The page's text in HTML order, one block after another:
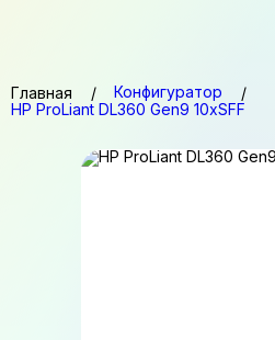
Главная
Конфигуратор
HP ProLiant DL360 Gen9 10xSFF